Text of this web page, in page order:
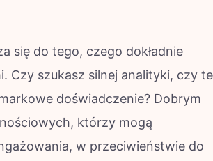
się do tego, czego dokładnie
Czy szukasz silnej analityki, czy
doświadczenie? Dobrym
którzy mogą
w przeciwieństwie do